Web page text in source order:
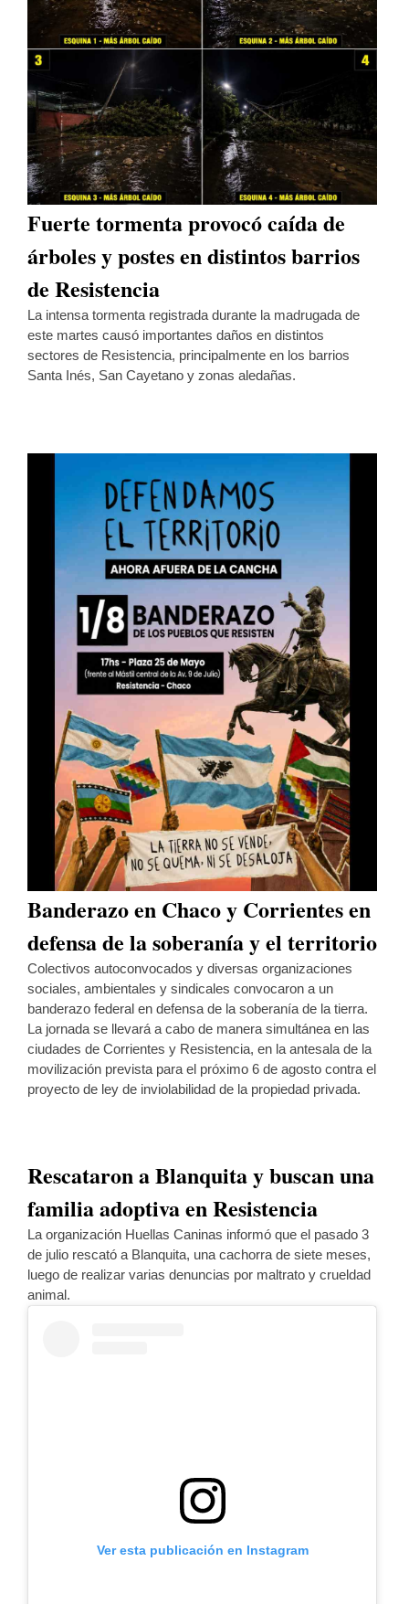
Fuerte tormenta provocó caída de
árboles y postes en distintos barrios
de Resistencia
La intensa tormenta registrada durante la madrugada de
este martes causó importantes daños en distintos
sectores de Resistencia, principalmente en los barrios
Santa Inés, San Cayetano y zonas aledañas.
Banderazo en Chaco y Corrientes en
defensa de la soberanía y el territorio
Colectivos autoconvocados y diversas organizaciones
sociales, ambientales y sindicales convocaron a un
banderazo federal en defensa de la soberanía de la tierra.
La jornada se llevará a cabo de manera simultánea en las
ciudades de Corrientes y Resistencia, en la antesala de la
movilización prevista para el próximo 6 de agosto contra el
proyecto de ley de inviolabilidad de la propiedad privada.
Rescataron a Blanquita y buscan una
familia adoptiva en Resistencia
La organización Huellas Caninas informó que el pasado 3
de julio rescató a Blanquita, una cachorra de siete meses,
luego de realizar varias denuncias por maltrato y crueldad
animal.
Ver esta publicación en Instagram